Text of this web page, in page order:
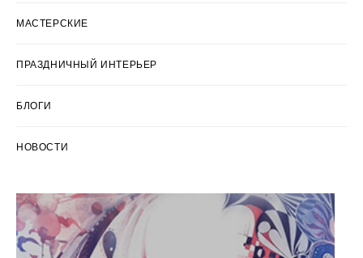
МАСТЕРСКИЕ
ПРАЗДНИЧНЫЙ ИНТЕРЬЕР
БЛОГИ
НОВОСТИ